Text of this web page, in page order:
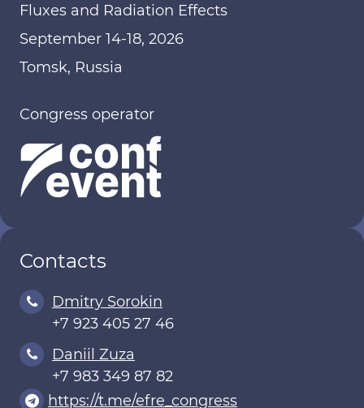
Fluxes and Radiation Effects
September 14-18, 2026
Tomsk, Russia
Congress operator
Contacts
Dmitry Sorokin
+7 923 405 27 46
Daniil Zuza
+7 983 349 87 82
https://t.me/efre_congress